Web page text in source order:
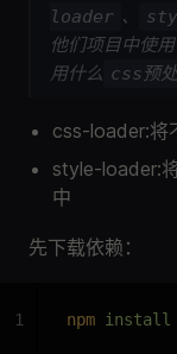
loader 、
他们项目中使
用什么 css预
css-loader:将
style-loader:
中
先下载依赖：
npm install
1